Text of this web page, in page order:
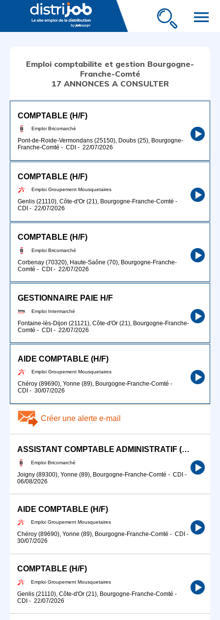
menu
Emploi comptabilite et gestion Bourgogne-
Franche-Comté
17 ANNONCES A CONSULTER
COMPTABLE (H/F)
Emploi Bricomarché
Pont-de-Roide-Vermondans (25150), Doubs (25), Bourgogne-
Franche-Comté - CDI - 22/07/2026
COMPTABLE (H/F)
Emploi Groupement Mousquetaires
Genlis (21110), Côte-d'Or (21), Bourgogne-Franche-Comté -
CDI - 22/07/2026
COMPTABLE (H/F)
Emploi Bricomarché
Corbenay (70320), Haute-Saône (70), Bourgogne-Franche-
Comté - CDI - 22/07/2026
GESTIONNAIRE PAIE H/F
Emploi Intermarché
Fontaine-lès-Dijon (21121), Côte-d'Or (21), Bourgogne-Franche-
Comté - CDI - 22/07/2026
AIDE COMPTABLE (H/F)
Emploi Groupement Mousquetaires
Chéroy (89690), Yonne (89), Bourgogne-Franche-Comté -
CDI - 30/07/2026
Créer une alerte e-mail
ASSISTANT COMPTABLE ADMINISTRATIF (H/F)
Emploi Bricomarché
Joigny (89300), Yonne (89), Bourgogne-Franche-Comté - CDI -
06/08/2026
AIDE COMPTABLE (H/F)
Emploi Groupement Mousquetaires
Chéroy (89690), Yonne (89), Bourgogne-Franche-Comté - CDI -
30/07/2026
COMPTABLE (H/F)
Emploi Groupement Mousquetaires
Genlis (21110), Côte-d'Or (21), Bourgogne-Franche-Comté -
CDI - 22/07/2026